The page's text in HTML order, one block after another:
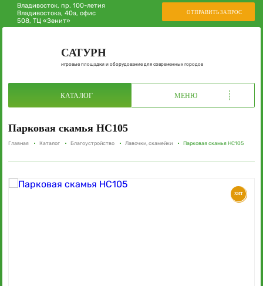
Владивосток, пр. 100-летия
Владивостока, 40а, офис
508, ТЦ «Зенит»
ОТПРАВИТЬ ЗАПРОС
САТУРН
игровые площадки и оборудование для современных городов
КАТАЛОГ МЕНЮ
Парковая скамья НС105
Главная Каталог Благоустройство Лавочки, скамейки Парковая скамья НС105
ХИТ